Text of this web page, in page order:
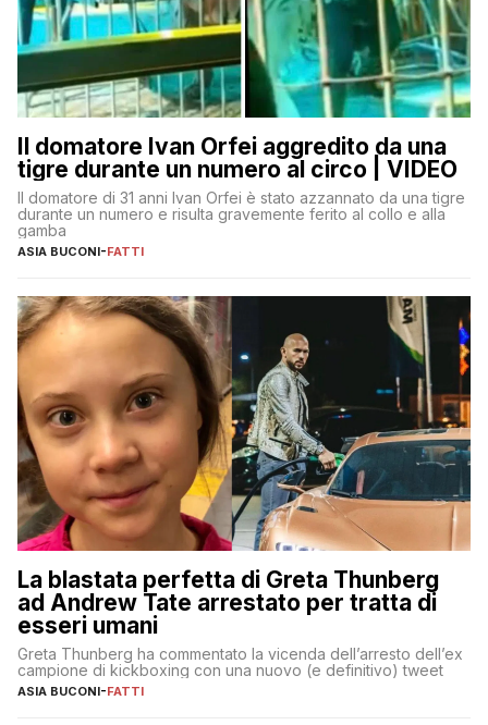
Il domatore Ivan Orfei aggredito da una
tigre durante un numero al circo | VIDEO
Il domatore di 31 anni Ivan Orfei è stato azzannato da una tigre
durante un numero e risulta gravemente ferito al collo e alla
gamba
ASIA BUCONI-FATTI
La blastata perfetta di Greta Thunberg
ad Andrew Tate arrestato per tratta di
esseri umani
Greta Thunberg ha commentato la vicenda dell’arresto dell’ex
campione di kickboxing con una nuovo (e definitivo) tweet
ASIA BUCONI-FATTI